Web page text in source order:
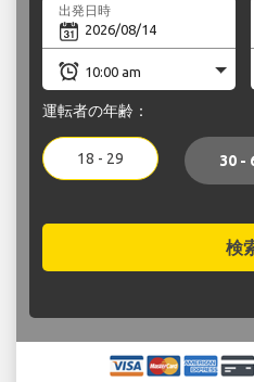
出発日時
運転者の年齢：
18 - 29 30 -
検